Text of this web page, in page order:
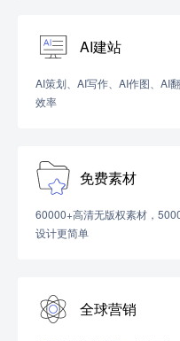
AI建站
AI策划、AI写作、AI作图、AI
效率
免费素材
60000+高清无版权素材，
设计更简单
全球营销